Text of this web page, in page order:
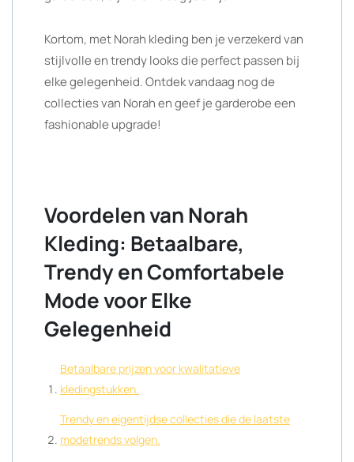
Kortom, met Norah kleding ben je verzekerd van
stijlvolle en trendy looks die perfect passen bij
elke gelegenheid. Ontdek vandaag nog de
collecties van Norah en geef je garderobe een
fashionable upgrade!
Voordelen van Norah
Kleding: Betaalbare,
Trendy en Comfortabele
Mode voor Elke
Gelegenheid
Betaalbare prijzen voor kwalitatieve
kledingstukken.
Trendy en eigentijdse collecties die de laatste
modetrends volgen.